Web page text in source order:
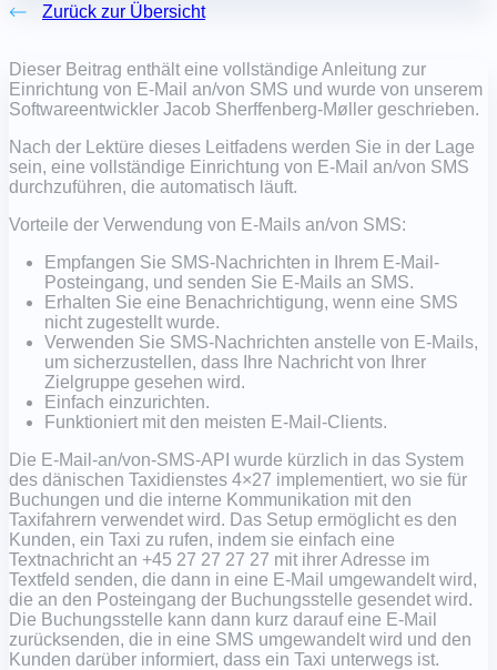
Zurück zur Übersicht
Dieser Beitrag enthält eine vollständige Anleitung zur
Einrichtung von E-Mail an/von SMS und wurde von unserem
Softwareentwickler Jacob Sherffenberg-Møller geschrieben.
Nach der Lektüre dieses Leitfadens werden Sie in der Lage
sein, eine vollständige Einrichtung von E-Mail an/von SMS
durchzuführen, die automatisch läuft.
Vorteile der Verwendung von E-Mails an/von SMS:
Empfangen Sie SMS-Nachrichten in Ihrem E-Mail-
Posteingang, und senden Sie E-Mails an SMS.
Erhalten Sie eine Benachrichtigung, wenn eine SMS
nicht zugestellt wurde.
Verwenden Sie SMS-Nachrichten anstelle von E-Mails,
um sicherzustellen, dass Ihre Nachricht von Ihrer
Zielgruppe gesehen wird.
Einfach einzurichten.
Funktioniert mit den meisten E-Mail-Clients.
Die E-Mail-an/von-SMS-API wurde kürzlich in das System
des dänischen Taxidienstes 4×27 implementiert, wo sie für
Buchungen und die interne Kommunikation mit den
Taxifahrern verwendet wird. Das Setup ermöglicht es den
Kunden, ein Taxi zu rufen, indem sie einfach eine
Textnachricht an +45 27 27 27 27 mit ihrer Adresse im
Textfeld senden, die dann in eine E-Mail umgewandelt wird,
die an den Posteingang der Buchungsstelle gesendet wird.
Die Buchungsstelle kann dann kurz darauf eine E-Mail
zurücksenden, die in eine SMS umgewandelt wird und den
Kunden darüber informiert, dass ein Taxi unterwegs ist.